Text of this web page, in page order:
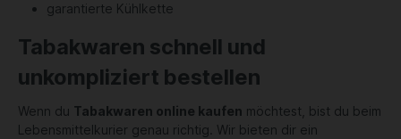
garantierte Kühlkette
Tabakwaren schnell und
unkompliziert bestellen
Wenn du Tabakwaren online kaufen möchtest, bist du beim
Lebensmittelkurier genau richtig. Wir bieten dir ein